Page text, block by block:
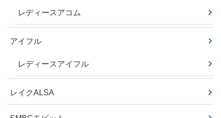
レディースアコム
アイフル
レディースアイフル
レイクALSA